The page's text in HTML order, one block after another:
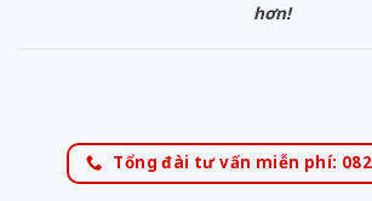
hơn!
Tổng đài tư vấn miễn phí: